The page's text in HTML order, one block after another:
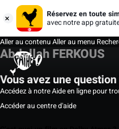
Réservez en toute
avec notre app
Aller au contenuAller au menu
Abdellah FERKOUS
Vous avez une question
Accédez à notre Aide en ligne pour
Accéder au centre d'aide